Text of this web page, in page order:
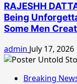
RAJESHH
Being
Some Men
admin July 17, 2026
Breaking